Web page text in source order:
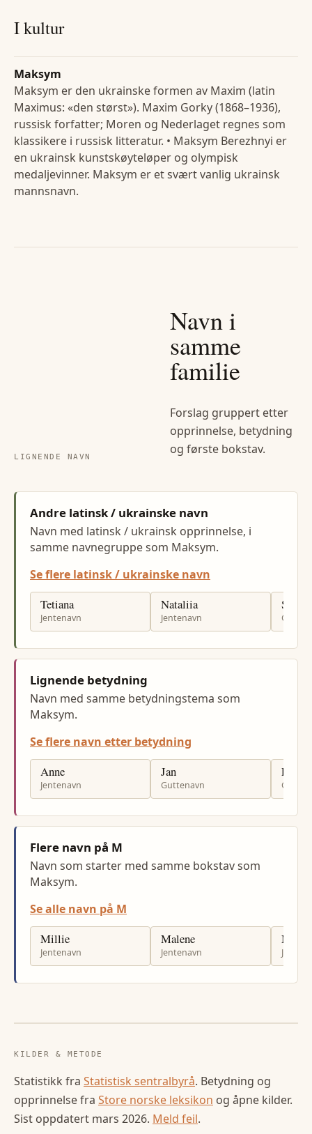
I kultur
Maksym
Maksym er den ukrainske formen av Maxim (latin
Maximus: «den størst»). Maxim Gorky (1868–1936),
russisk forfatter; Moren og Nederlaget regnes som
klassikere i russisk litteratur. • Maksym Berezhnyi er
en ukrainsk kunstskøyteløper og olympisk
medaljevinner. Maksym er et svært vanlig ukrainsk
mannsnavn.
LIGNENDE NAVN
Navn i
samme
familie
Forslag gruppert etter
opprinnelse, betydning
og første bokstav.
Andre latinsk / ukrainske navn
Navn med latinsk / ukrainsk opprinnelse, i
samme navnegruppe som Maksym.
Se flere latinsk / ukrainske navn
Tetiana
Jentenavn
Nataliia
Jentenavn
Serhii
Lignende betydning
Navn med samme betydningstema som
Maksym.
Se flere navn etter betydning
Anne
Jentenavn
Jan
Guttenavn
Per
Flere navn på M
Navn som starter med samme bokstav som
Maksym.
Se alle navn på M
Millie
Jentenavn
Malene
Jentenavn
KILDER & METODE
Statistikk fra Statistisk sentralbyrå. Betydning og
opprinnelse fra Store norske leksikon og åpne kilder.
Sist oppdatert mars 2026. Meld feil.